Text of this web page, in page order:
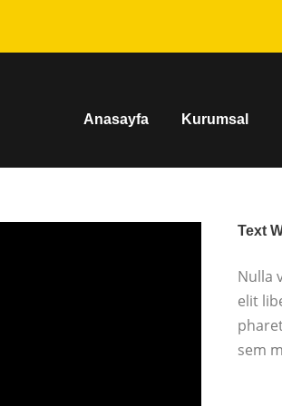
Anasayfa Kurumsal
Text
Nulla
elit
sem